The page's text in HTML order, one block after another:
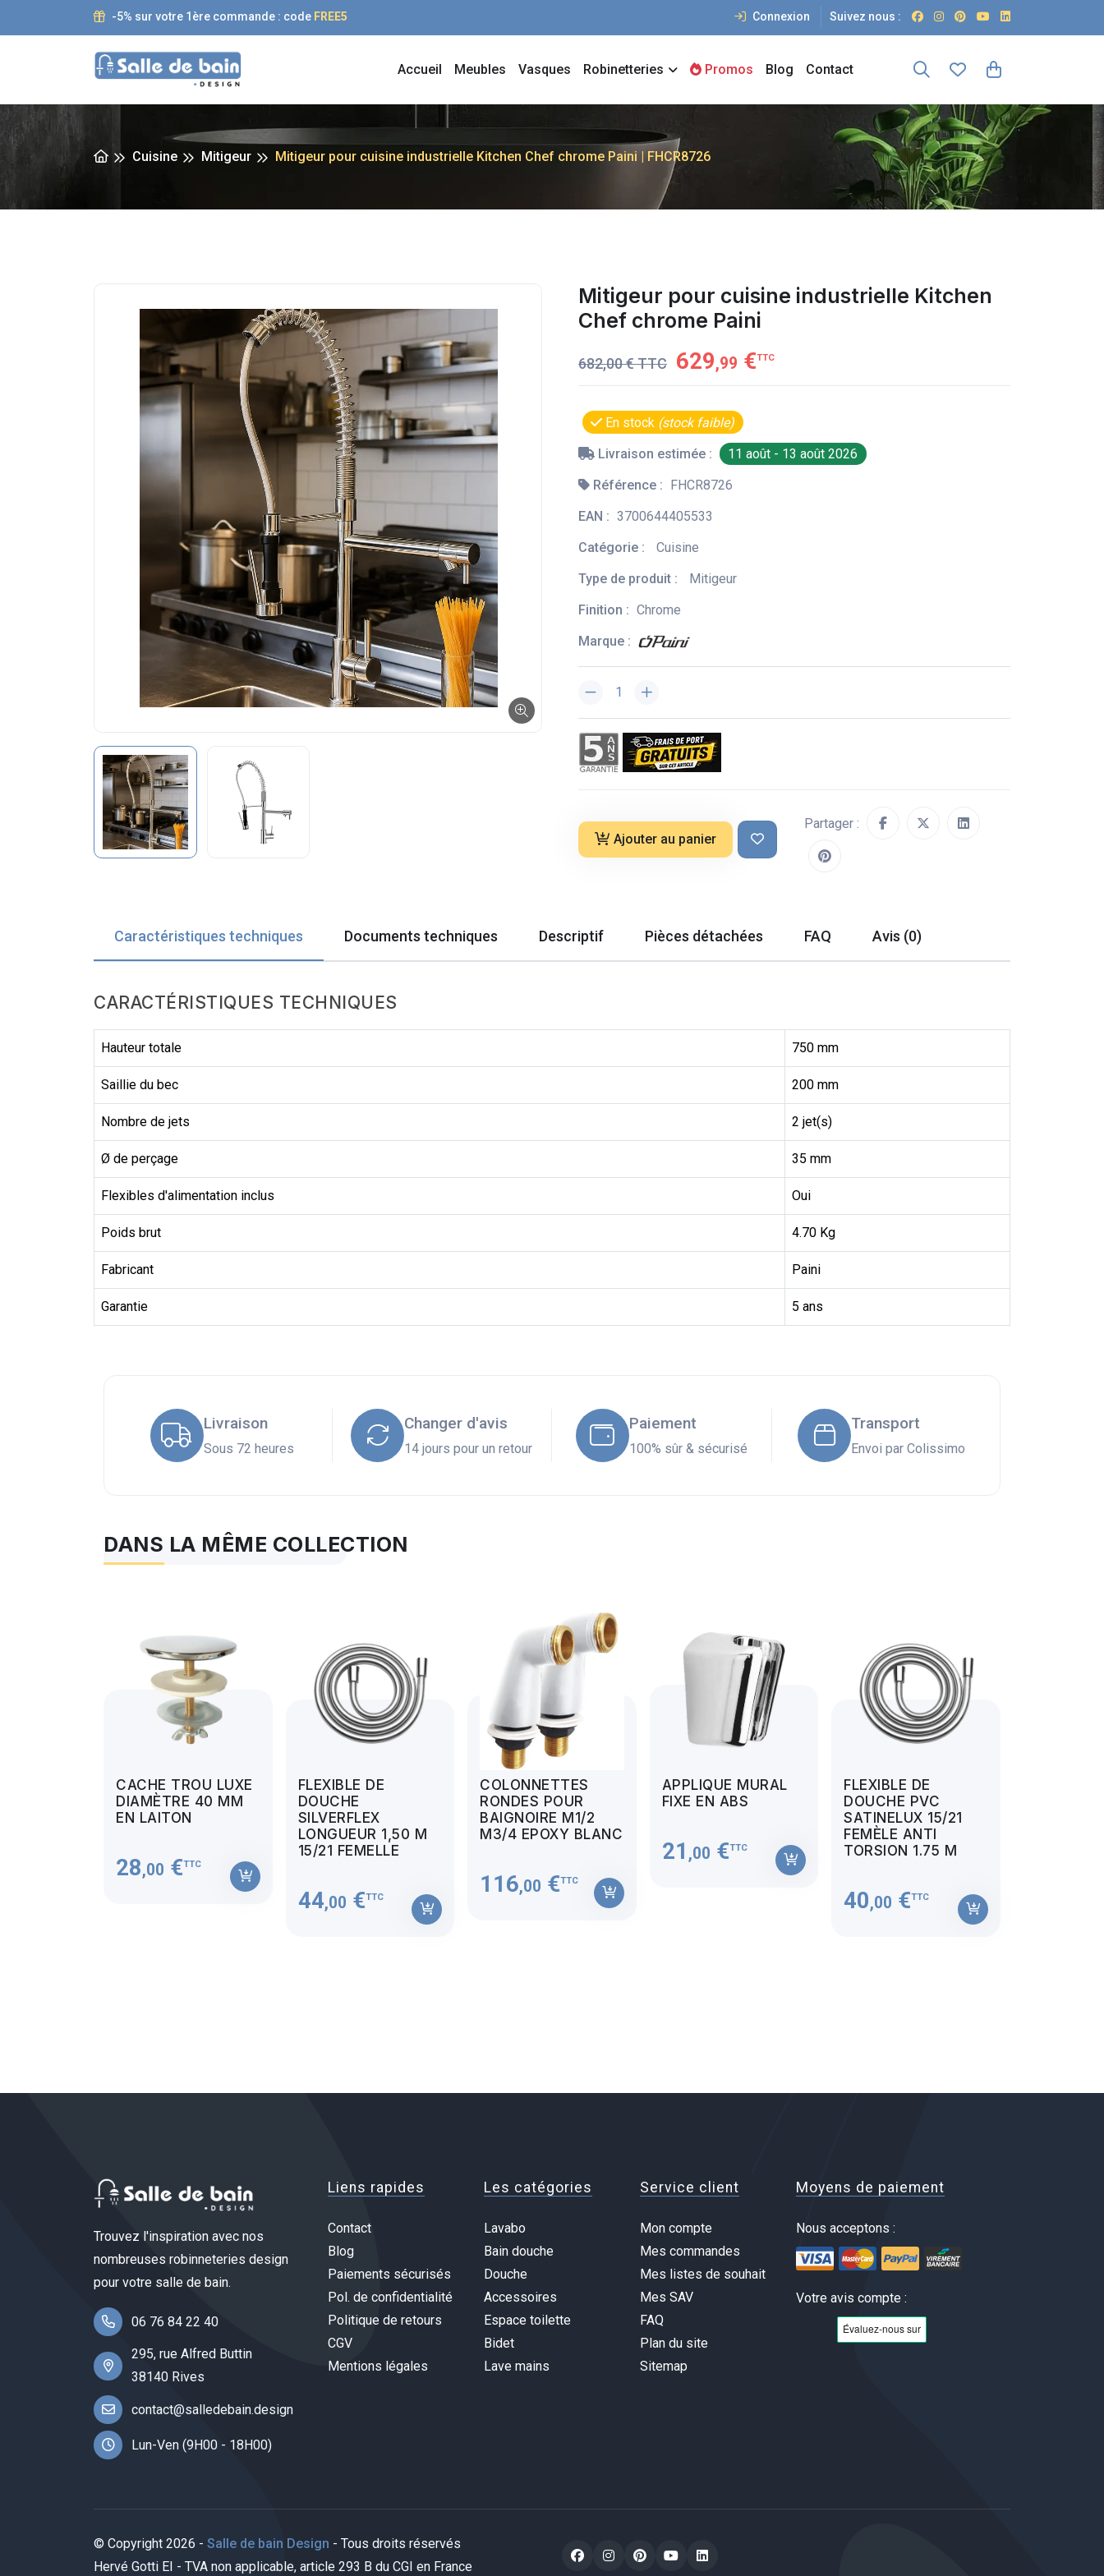
-5% sur votre 1ère commande : code FREE5 Connexion Suivez nous :
Accueil Meubles Vasques Robinetteries Promos Blog Contact
Cuisine Mitigeur Mitigeur pour cuisine industrielle Kitchen Chef chrome Paini | FHCR8726
Mitigeur pour cuisine industrielle Kitchen
Chef chrome Paini
682,00 € TTC 629,99 €TTC
En stock (stock faible)
Livraison estimée :
11 août - 13 août 2026
Référence : FHCR8726
EAN : 3700644405533
Catégorie :
Cuisine
Type de produit :
Mitigeur
Finition : Chrome
Marque :
Ajouter au panier
Partager :
Caractéristiques techniques Documents techniques Descriptif Pièces détachées FAQ Avis (0)
CARACTÉRISTIQUES TECHNIQUES
Hauteur totale 750 mm
Saillie du bec 200 mm
Nombre de jets 2 jet(s)
Ø de perçage 35 mm
Flexibles d'alimentation inclus Oui
Poids brut 4.70 Kg
Fabricant Paini
Garantie 5 ans
Livraison
Sous 72 heures
Changer d'avis
14 jours pour un retour
Paiement
100% sûr & sécurisé
Transport
Envoi par Colissimo
DANS LA MÊME COLLECTION
CACHE TROU LUXE
DIAMÈTRE 40 MM
EN LAITON
28,00 €TTC
FLEXIBLE DE
DOUCHE
SILVERFLEX
LONGUEUR 1,50 M
15/21 FEMELLE
44,00 €TTC
COLONNETTES
RONDES POUR
BAIGNOIRE M1/2
M3/4 EPOXY BLANC
116,00 €TTC
APPLIQUE MURAL
FIXE EN ABS
21 ,00 €TTC
FLEXIBLE DE
DOUCHE PVC
SATINELUX 15/21
FEMÈLE ANTI
TORSION 1.75 M
40,00 €TTC
Trouvez l'inspiration avec nos
nombreuses robinneteries design
pour votre salle de bain.
06 76 84 22 40
295, rue Alfred Buttin
38140 Rives
contact@salledebain.design
Lun-Ven (9H00 - 18H00)
Liens rapides
Contact
Blog
Paiements sécurisés
Pol. de confidentialité
Politique de retours
CGV
Mentions légales
Les catégories
Lavabo
Bain douche
Douche
Accessoires
Espace toilette
Bidet
Lave mains
Service client
Mon compte
Mes commandes
Mes listes de souhait
Mes SAV
FAQ
Plan du site
Sitemap
Moyens de paiement
Nous acceptons :
Votre avis compte :
© Copyright 2026 - Salle de bain Design - Tous droits réservés
Hervé Gotti EI - TVA non applicable, article 293 B du CGI en France